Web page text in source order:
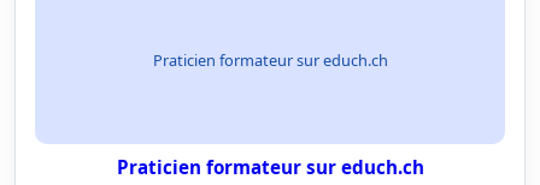
Praticien formateur sur educh.ch
Praticien formateur sur educh.ch